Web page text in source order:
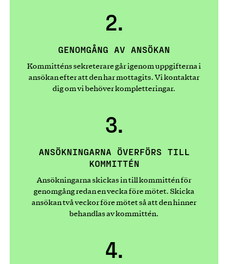
2.
GENOMGÅNG AV ANSÖKAN
Kommitténs sekreterare går igenom uppgifterna i
ansökan efter att den har mottagits. Vi kontaktar
dig om vi behöver kompletteringar.
3.
ANSÖKNINGARNA ÖVERFÖRS TILL
KOMMITTÉN
Ansökningarna skickas in till kommittén för
genomgång redan en vecka före mötet. Skicka
ansökan två veckor före mötet så att den hinner
behandlas av kommittén.
4.